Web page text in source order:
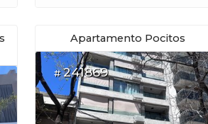
Apartamento Pocitos
#241869